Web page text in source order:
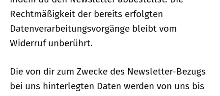
Rechtmäßigkeit der bereits erfolgten
Datenverarbeitungsvorgänge bleibt vom
Widerruf unberührt.
Die von dir zum Zwecke des Newsletter-Bezugs
bei uns hinterlegten Daten werden von uns bis